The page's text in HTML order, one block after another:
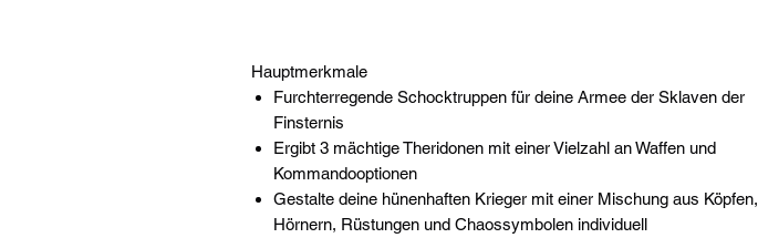
Hauptmerkmale
Furchterregende Schocktruppen für deine Armee der Sklaven der
Finsternis
Ergibt 3 mächtige Theridonen mit einer Vielzahl an Waffen und
Kommandooptionen
Gestalte deine hünenhaften Krieger mit einer Mischung aus Köpfen,
Hörnern, Rüstungen und Chaossymbolen individuell